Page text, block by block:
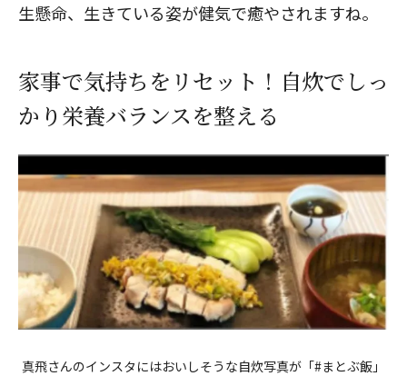
生懸命、生きている姿が健気で癒やされますね。
家事で気持ちをリセット！自炊でしっ
かり栄養バランスを整える
真飛さんのインスタにはおいしそうな自炊写真が「#まとぶ飯」